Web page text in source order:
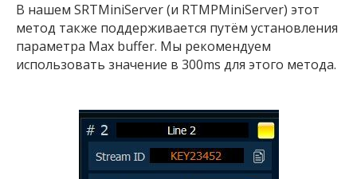
В нашем SRTMiniServer (и RTMPMiniServer) этот
метод также поддерживается путём установления
параметра Max buffer. Мы рекомендуем
использовать значение в 300ms для этого метода.